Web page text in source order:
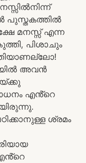
പുസ്തകത്തിൽ
മനസ്സ് എന്ന
പിശാചും
അവൻ
എൻ്റെ
ശ്രമം